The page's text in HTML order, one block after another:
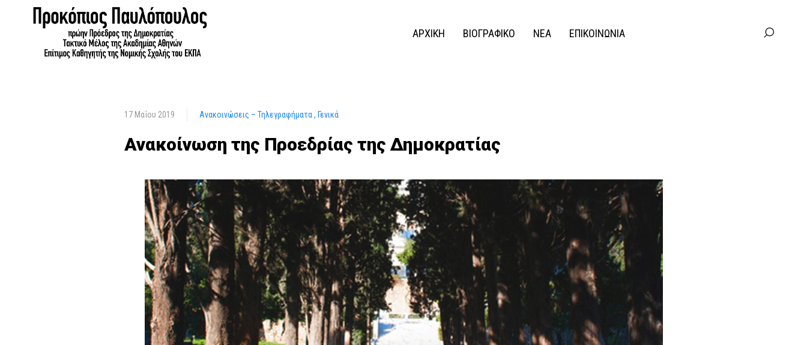
ΑΡΧΙΚΗ ΒΙΟΓΡΑΦΙΚΟ ΝΕΑ ΕΠΙΚΟΙΝΩΝΙΑ
17 Μαΐου 2019 Ανακοινώσεις – Τηλεγραφήματα Γενικά
Ανακοίνωση της Προεδρίας της Δημοκρατίας